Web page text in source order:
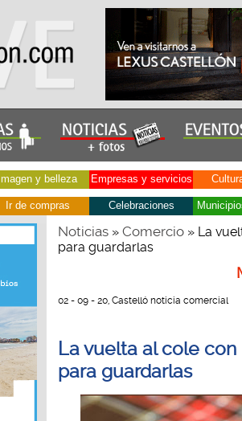
Imagen y belleza Empresas y servicios
Ir de compras Celebraciones
Noticias» Comercio» La
para guardarlas
02 - 09 - 20, Castelló noticia comercial
La vuelta al cole
para guardarlas